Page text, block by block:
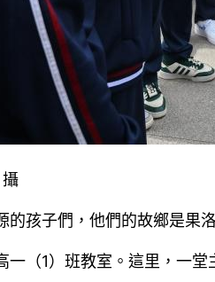
的孩子們，他們的故鄉是果
一（1）班教室。這里，一